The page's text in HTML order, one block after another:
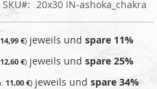
SKU
20x30 IN-ashoka_chakra
14,99 € jeweils und spare 11%
12,60 € jeweils und spare 25%
11,00 € jeweils und spare 34%